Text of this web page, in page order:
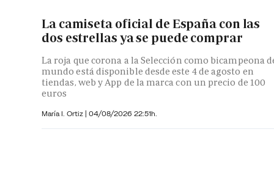
La camiseta oficial de España con las
dos estrellas ya se puede comprar
La roja que corona a la Selección como bicampeona
mundo está disponible desde este 4 de agosto en
tiendas, web y App de la marca con un precio de 100
euros
María I. Ortiz | 04/08/2026 22:51h.